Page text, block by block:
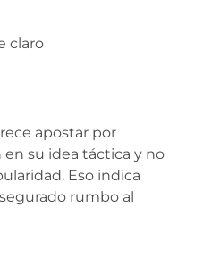
claro
apostar por
su idea táctica y no
Eso indica
rumbo al